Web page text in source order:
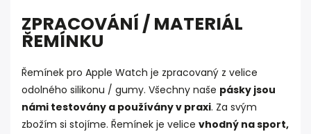
ZPRACOVÁNÍ / MATERIÁL
ŘEMÍNKU
Řemínek pro Apple Watch je zpracovaný z velice
odolného silikonu / gumy. Všechny naše pásky jsou
námi testovány a používány v praxi. Za svým
zbožím si stojíme. Řemínek je velice vhodný na sport,